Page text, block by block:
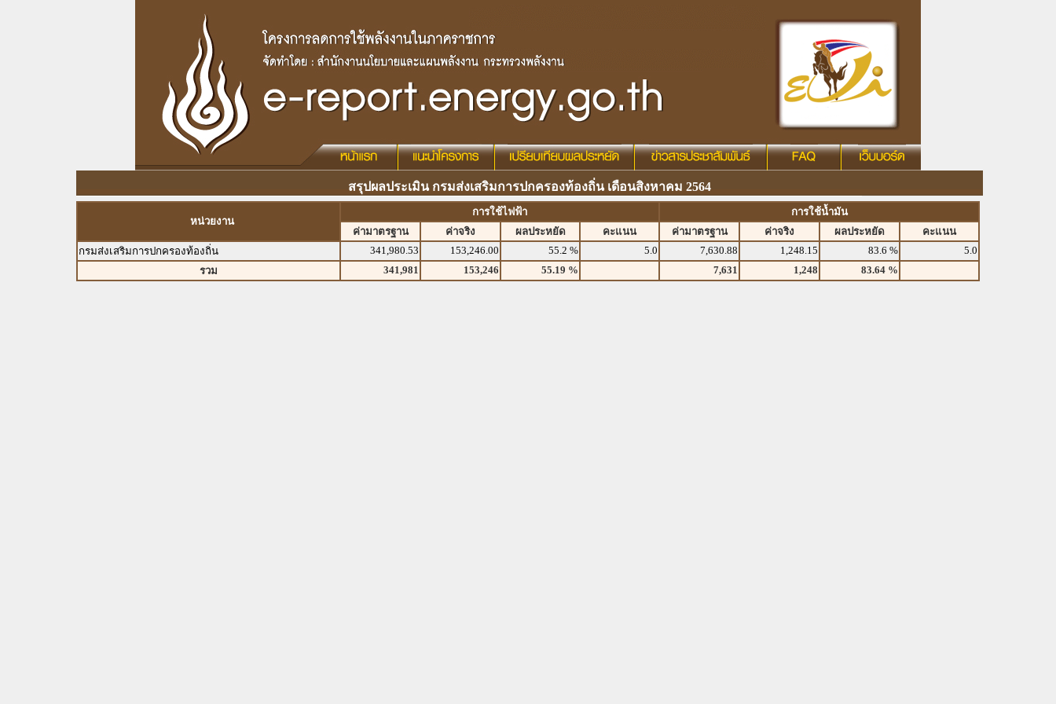
สรุปผลประเมิน กรมส่งเสริมการปกครองท้องถิ่น เดือนสิงหาคม 2564
หน่วยงาน
การใช้ไฟฟ้า
การใช้น้ำมัน
ค่ามาตรฐาน
ค่าจริง ผลประหยัด คะแนน ค่ามาตรฐาน ค่าจริง ผลประหยัด
คะแนน
กรมส่งเสริมการปกครองท้องถิ่น
341,980.53 153,246.00 55.2 % 5.0 7,630.88 1,248.15 83.6 %
5.0
รวม
341,981 153,246 55.19 % 7,631 1,248 83.64 %